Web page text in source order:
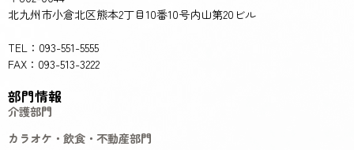
北九州市小倉北区熊本2丁目10番10号内山第20ビル
TEL：093-551-5555
FAX：093-513-3222
部門情報
介護部門
カラオケ・飲食・不動産部門